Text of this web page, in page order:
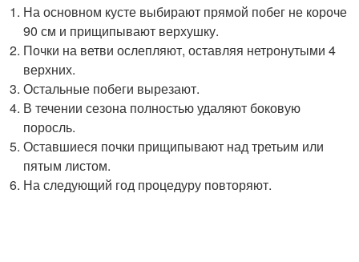
На основном кусте выбирают прямой побег не короче
90 см и прищипывают верхушку.
Почки на ветви ослепляют, оставляя нетронутыми 4
верхних.
Остальные побеги вырезают.
В течении сезона полностью удаляют боковую
поросль.
Оставшиеся почки прищипывают над третьим или
пятым листом.
На следующий год процедуру повторяют.